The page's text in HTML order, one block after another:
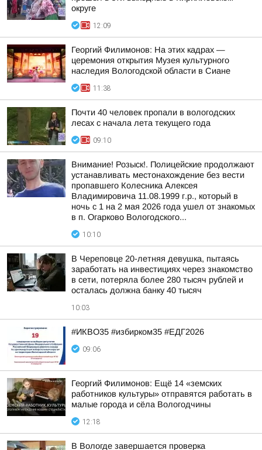
округе
12:09
Георгий Филимонов: На этих кадрах —
церемония открытия Музея культурного
наследия Вологодской области в Сиане
11:38
Почти 40 человек пропали в вологодских
лесах с начала лета текущего года
09:10
Внимание! Розыск!. Полицейские продолжают
устанавливать местонахождение без вести
пропавшего Колесника Алексея
Владимировича 11.08.1999 г.р., который в
ночь с 1 на 2 мая 2026 года ушел от знакомых
в п. Огарково Вологодского...
10:10
В Череповце 20-летняя девушка, пытаясь
заработать на инвестициях через знакомство
в сети, потеряла более 280 тысяч рублей и
осталась должна банку 40 тысяч
10:03
#ИКВО35 #избирком35 #ЕДГ2026
09:06
Георгий Филимонов: Ещё 14 «земских
работников культуры» отправятся работать в
малые города и сёла Вологодчины
12:18
В Вологде завершается проверка